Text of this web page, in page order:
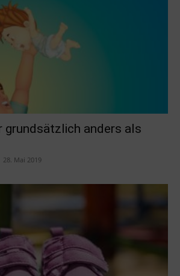
grundsätzlich anders als
28. Mai 2019